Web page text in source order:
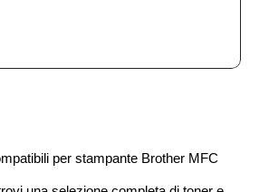
per stampante Brother MFC